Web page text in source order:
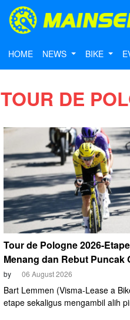
HOME NEWS BIKE
TOUR DE
Tour de Pologne 2026-
Menang dan Rebut Puncak
by 06 August 2026
Bart Lemmen (Visma-Lease a
etape sekaligus mengambil alih